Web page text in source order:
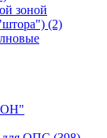
зоной
(2)